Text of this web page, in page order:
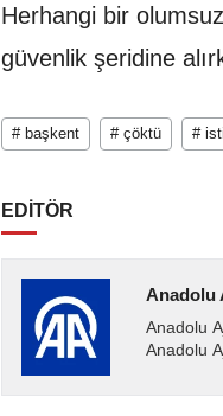
Herhangi bir
güvenlik şeridine
# başkent # çöktü #
EDİTÖR
Anadolu
Anadolu
Anadolu